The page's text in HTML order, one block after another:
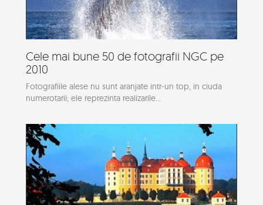
Cele mai bune 50 de fotografii NGC pe
2010
Fotografiile alese nu sunt aranjate intr-un top, in ciuda
numerotarii; ele reprezinta realizarile...